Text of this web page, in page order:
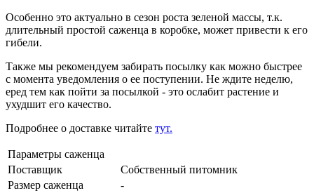
Особенно это актуально в сезон роста зеленой массы, т.к.
длительный простой саженца в коробке, может привести к его
гибели.
Также мы рекомендуем забирать посылку как можно быстрее
с момента уведомления о ее поступении. Не ждите неделю,
еред тем как пойти за посылкой - это ослабит растение и
ухудшит его качество.
Подробнее о доставке читайте тут.
Параметры саженца
Поставщик
Собственный питомник
Размер саженца
-